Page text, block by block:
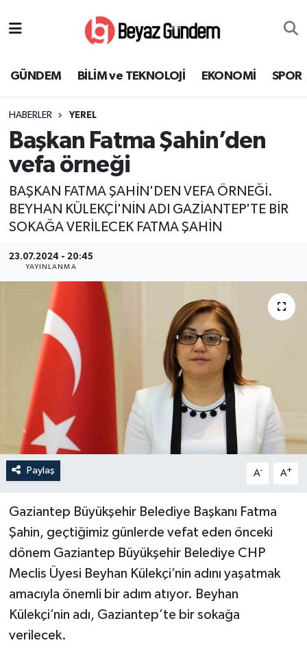
GÜNDEM BİLİM ve TEKNOLOJİ EKONOMİ SPOR
HABERLER YEREL
Başkan Fatma Şahin’den
vefa örneği
BAŞKAN FATMA ŞAHİN'DEN VEFA ÖRNEĞİ.
BEYHAN KÜLEKÇİ'NİN ADI GAZİANTEP'TE BİR
SOKAĞA VERİLECEK FATMA ŞAHİN
23.07.2024 - 20:45
YAYINLANMA
Paylaş A- A+
Gaziantep Büyükşehir Belediye Başkanı Fatma
Şahin, geçtiğimiz günlerde vefat eden önceki
dönem Gaziantep Büyükşehir Belediye CHP
Meclis Üyesi Beyhan Külekçi’nin adını yaşatmak
amacıyla önemli bir adım atıyor. Beyhan
Külekçi’nin adı, Gaziantep’te bir sokağa
verilecek.
EKONOMİ
SPOR
SAĞLIK
EĞİTİM
KÜLTÜR SANAT
MAGAZİN
YEREL
Süper Lig Puan Durumu ve Fikstür
Tüm Manşetler
Son Dakika Haberleri
Haber Arşivi